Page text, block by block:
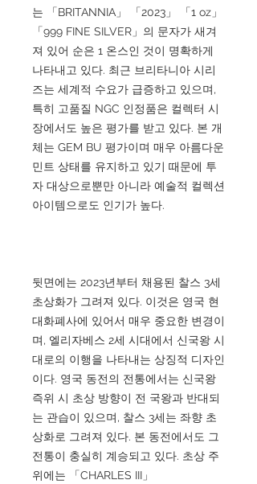
는 「BRITANNIA」 「2023」 「1 oz」
「999 FINE SILVER」의 문자가 새겨
져 있어 순은 1 온스인 것이 명확하게
나타내고 있다. 최근 브리타니아 시리
즈는 세계적 수요가 급증하고 있으며,
특히 고품질 NGC 인정품은 컬렉터 시
장에서도 높은 평가를 받고 있다. 본 개
체는 GEM BU 평가이며 매우 아름다운
민트 상태를 유지하고 있기 때문에 투
자 대상으로뿐만 아니라 예술적 컬렉션
아이템으로도 인기가 높다.
뒷면에는 2023년부터 채용된 찰스 3세
초상화가 그려져 있다. 이것은 영국 현
대화폐사에 있어서 매우 중요한 변경이
며, 엘리자베스 2세 시대에서 신국왕 시
대로의 이행을 나타내는 상징적 디자인
이다. 영국 동전의 전통에서는 신국왕
즉위 시 초상 방향이 전 국왕과 반대되
는 관습이 있으며, 찰스 3세는 좌향 초
상화로 그려져 있다. 본 동전에서도 그
전통이 충실히 계승되고 있다. 초상 주
위에는 「CHARLES III」